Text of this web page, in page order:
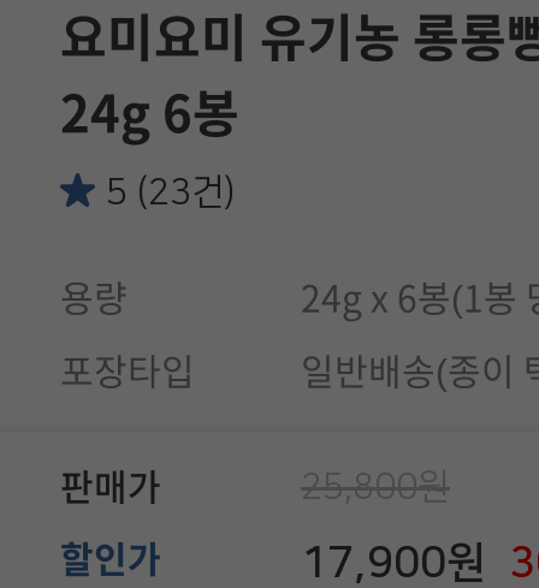
요미요미 유기농 롱롱
24g 6봉
5 (23건)
용량 24g x 6봉(1봉
포장타입 일반배송(종이
판매가 25,800원
할인가 17,900원